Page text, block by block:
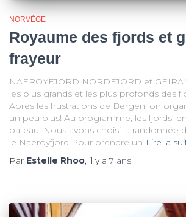
NORVÈGE
Royaume des fjords et
frayeur
NAEROYFJORD NORDFJORD et
les plus grands et les plus profonds des
Après les frustrations de Bergen, on
un peu plus! Au programme, les fjords,
bateau. Nous avons choisi la randonnée
le Naeroyfjord Pour prendre un Lire la
Par Estelle Rhoo, il y a 7 ans